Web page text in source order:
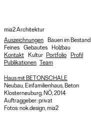
mia2 Architektur
Auszeichnungen Bauen im Bestand
Feines Gebautes Holzbau
Kontakt Kultur Portfolio Profil
Publikationen Team
Haus mit BETONSCHALE
Neubau, Einfamilienhaus, Beton
Klosterneuburg, NÖ, 2014
Auftraggeber: privat
Fotos: nok.design, mia2